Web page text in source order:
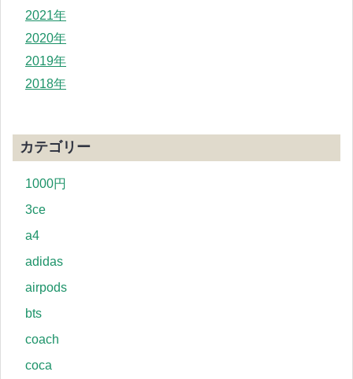
2021年
2020年
2019年
2018年
カテゴリー
1000円
3ce
a4
adidas
airpods
bts
coach
coca